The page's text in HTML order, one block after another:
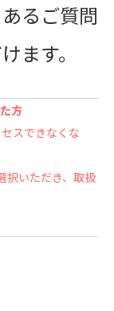
るご質問
ます。
方
スできなくな
いただき、取扱